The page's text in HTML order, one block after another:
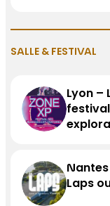
SALLE & FESTIVAL
Lyon –
Nantes
Laps